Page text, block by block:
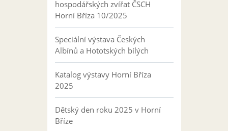
hospodářských zvířat ČSCH
Horní Bříza 10/2025
Speciální výstava Českých
Albínů a Hototských bílých
Katalog výstavy Horní Bříza
2025
Dětský den roku 2025 v Horní
Bříze